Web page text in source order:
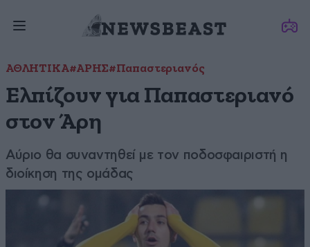
ΑΘΛΗΤΙΚΑ#ΑΡΗΣ#Παπαστεριανός
Ελπίζουν για Παπαστεριανό
στον Άρη
Αύριο θα συναντηθεί με τον ποδοσφαιριστή η
διοίκηση της ομάδας